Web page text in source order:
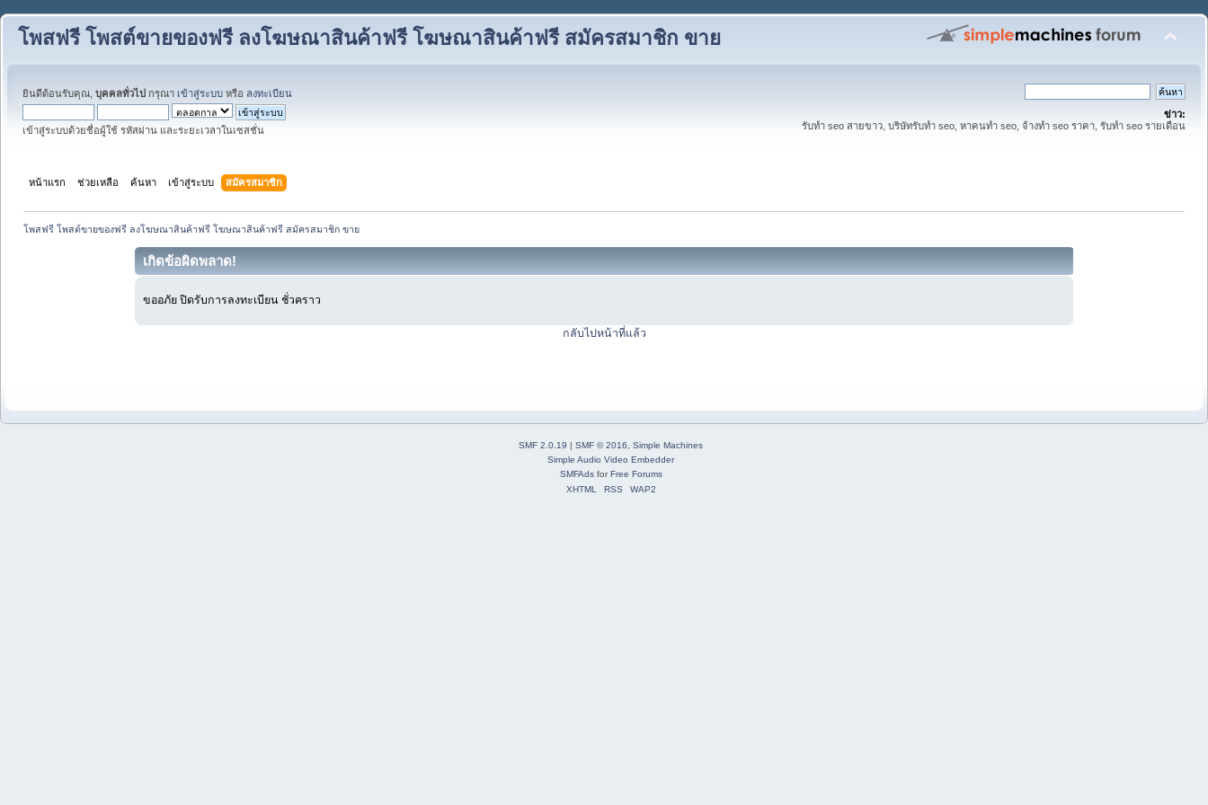
โพสฟรี โพสต์ขายของฟรี ลงโฆษณาสินค้าฟรี โฆษณาสินค้าฟรี สมัครสมาชิก ขาย
ยินดีต้อนรับคุณ, บุคคลทั่วไป กรุณา เข้าสู่ระบบ หรือ ลงทะเบียน
เข้าสู่ระบบด้วยชื่อผู้ใช้ รหัสผ่าน และระยะเวลาในเซสชั่น
ข่าว:
รับทำ seo สายขาว, บริษัทรับทำ seo, หาคนทำ seo, จ้างทำ seo ราคา, รับทำ seo รายเดือน
หน้าแรก ช่วยเหลือ ค้นหา เข้าสู่ระบบ สมัครสมาชิก
โพสฟรี โพสต์ขายของฟรี ลงโฆษณาสินค้าฟรี โฆษณาสินค้าฟรี สมัครสมาชิก ขาย
เกิดข้อผิดพลาด!
ขออภัย ปิดรับการลงทะเบียน ชั่วคราว
กลับไปหน้าที่แล้ว
SMF 2.0.19 | SMF © 2016, Simple Machines
Simple Audio Video Embedder
SMFAdsforFree Forums
XHTML
RSS WAP2